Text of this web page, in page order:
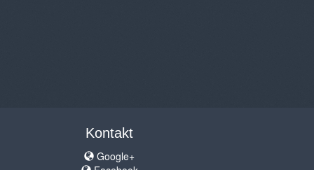
Kontakt
Google+